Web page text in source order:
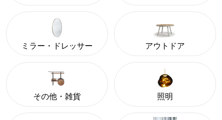
ミラー・ドレッサー アウトドア
その他・雑貨 照明